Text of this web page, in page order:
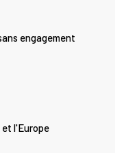
engagement
l'Europe